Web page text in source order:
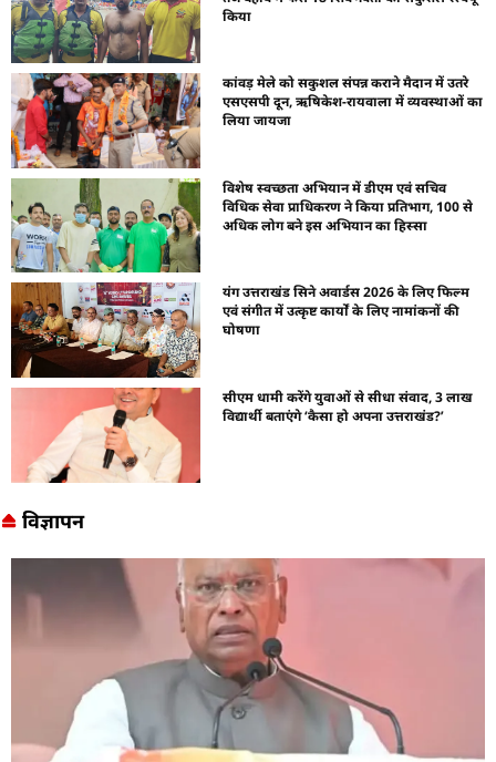
किया
कांवड़ मेले को सकुशल संपन्न कराने मैदान में उतरे
एसएसपी दून, ऋषिकेश-रायवाला में व्यवस्थाओं का
लिया जायजा
विशेष स्वच्छता अभियान में डीएम एवं सचिव
विधिक सेवा प्राधिकरण ने किया प्रतिभाग, 100 से
अधिक लोग बने इस अभियान का हिस्सा
यंग उत्तराखंड सिने अवार्डस 2026 के लिए फिल्म
एवं संगीत में उत्कृष्ट कार्यों के लिए नामांकनों की
घोषणा
सीएम धामी करेंगे युवाओं से सीधा संवाद, 3 लाख
विद्यार्थी बताएंगे ‘कैसा हो अपना उत्तराखंड?’
विज्ञापन